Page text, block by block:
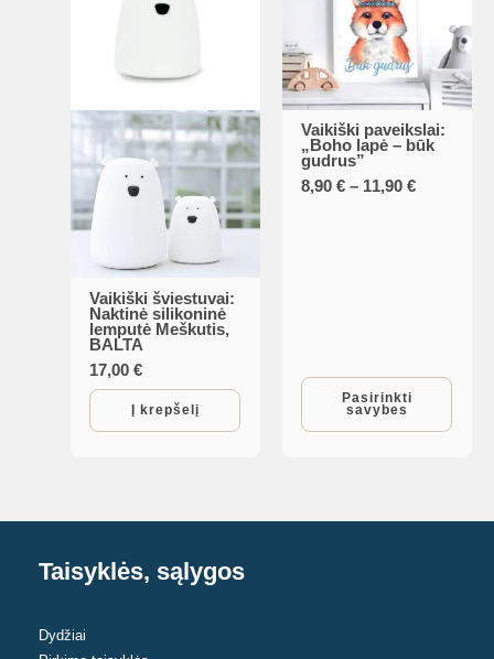
Vaikiški šviestuvai:
Naktinė silikoninė
lemputė Meškutis,
BALTA
17,00€
Į krepšelį
Vaikiški paveikslai:
„Boho lapė – būk
gudrus”
8,90€ – 11,90€Price
Pasirinkti
savybes
This
product
has
be
chosen
on
page
Taisyklės, sąlygos
Dydžiai